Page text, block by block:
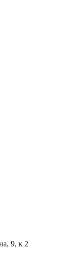
9, к 2